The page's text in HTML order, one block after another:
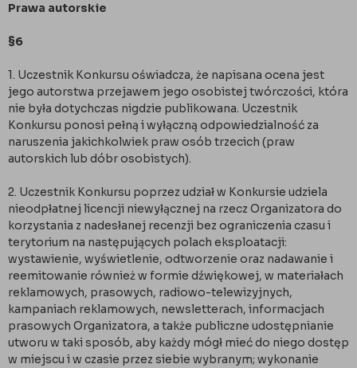
Prawa autorskie
§6
1. Uczestnik Konkursu oświadcza, że napisana ocena jest
jego autorstwa przejawem jego osobistej twórczości, która
nie była dotychczas nigdzie publikowana. Uczestnik
Konkursu ponosi pełną i wyłączną odpowiedzialność za
naruszenia jakichkolwiek praw osób trzecich (praw
autorskich lub dóbr osobistych).
2. Uczestnik Konkursu poprzez udział w Konkursie udziela
nieodpłatnej licencji niewyłącznej na rzecz Organizatora do
korzystania z nadesłanej recenzji bez ograniczenia czasu i
terytorium na następujących polach eksploatacji:
wystawienie, wyświetlenie, odtworzenie oraz nadawanie i
reemitowanie również w formie dźwiękowej, w materiałach
reklamowych, prasowych, radiowo-telewizyjnych,
kampaniach reklamowych, newsletterach, informacjach
prasowych Organizatora, a także publiczne udostępnianie
utworu w taki sposób, aby każdy mógł mieć do niego dostęp
w miejscu i w czasie przez siebie wybranym; wykonanie